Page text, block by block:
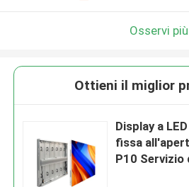
Osservi più
Ottieni il miglior
Display a
fissa
P10